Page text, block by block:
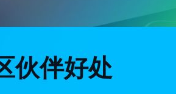
伙伴好处